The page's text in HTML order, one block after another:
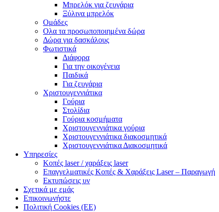
Μπρελόκ για ζευγάρια
Ξύλινα μπρελόκ
Ομάδες
Ολα τα προσωποποιημένα δώρα
Δώρα για δασκάλους
Φωτιστικά
Διάφορα
Για την οικογένεια
Παιδικά
Για ζευγάρια
Χριστουγεννιάτικα
Γούρια
Στολίδια
Γούρια κοσμήματα
Χριστουγεννιάτικα γούρια
Χριστουγεννιάτικα διακοσμητικά
Χριστουγεννιάτικα Διακοσμητικά
Υπηρεσίες
Κοπές laser / χαράξεις laser
Επαγγελματικές Κοπές & Χαράξεις Laser – Παραγωγή
Εκτυπώσεις υν
Σχετικά με εμάς
Επικοινωνήστε
Πολιτική Cookies (ΕΕ)